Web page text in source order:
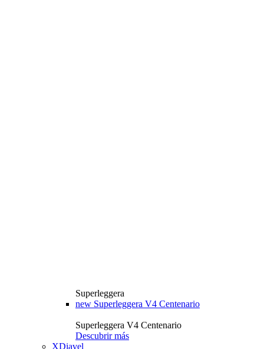
Superleggera
new Superleggera V4 Centenario
Superleggera V4 Centenario
Descubrir más
XDiavel